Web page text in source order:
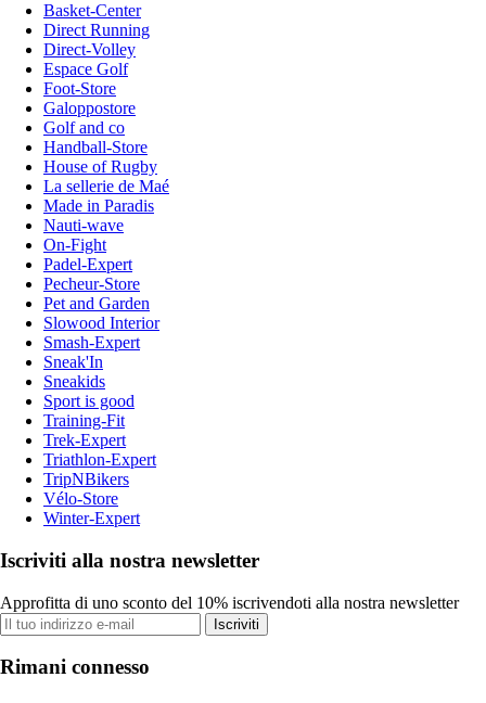
Basket-Center
Direct Running
Direct-Volley
Espace Golf
Foot-Store
Galoppostore
Golf and co
Handball-Store
House of Rugby
La sellerie de Maé
Made in Paradis
Nauti-wave
On-Fight
Padel-Expert
Pecheur-Store
Pet and Garden
Slowood Interior
Smash-Expert
Sneak'In
Sneakids
Sport is good
Training-Fit
Trek-Expert
Triathlon-Expert
TripNBikers
Vélo-Store
Winter-Expert
Iscriviti alla nostra newsletter
Approfitta di uno sconto del 10% iscrivendoti alla nostra newsletter
Iscriviti
Rimani connesso